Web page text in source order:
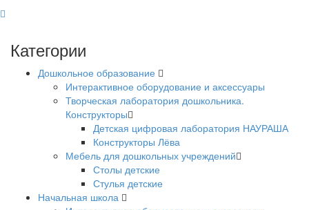
Категории
Дошкольное образование
Интерактивное оборудование и аксессуары
Творческая лаборатория дошкольника.
Конструкторы
Детская цифровая лаборатория НАУРАША
Конструкторы Лёва
Мебель для дошкольных учреждений
Столы детские
Стулья детские
Начальная школа